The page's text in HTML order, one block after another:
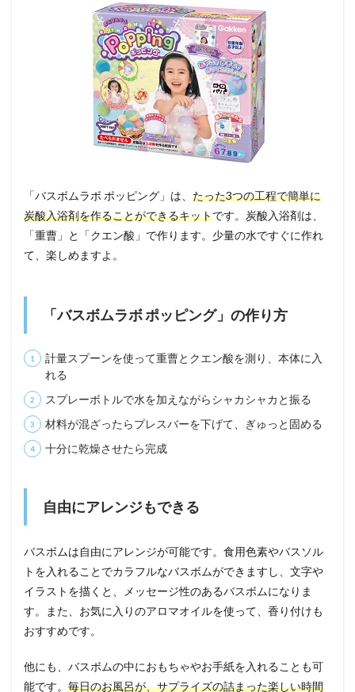
「バスボムラボ ポッピング」は、 たった3つの工程で簡単に
炭酸入浴剤を作ることができるキットです。炭酸入浴剤は、
「重曹」と「クエン酸」で作ります。少量の水ですぐに作れ
て、楽しめますよ。
「バスボムラボ ポッピング」の作り方
計量スプーンを使って重曹とクエン酸を測り、本体に入
れる
スプレーボトルで水を加えながらシャカシャカと振る
材料が混ざったらプレスバーを下げて、ぎゅっと固める
十分に乾燥させたら完成
自由にアレンジもできる
バスボムは自由にアレンジが可能です。食用色素やバスソル
トを入れることでカラフルなバスボムができますし、文字や
イラストを描くと、メッセージ性のあるバスボムになりま
す。また、お気に入りのアロマオイルを使って、香り付けも
おすすめです。
他にも、バスボムの中におもちゃやお手紙を入れることも可
能です。 毎日のお風呂が、サプライズの詰まった楽しい時間